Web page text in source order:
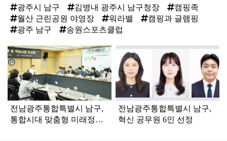
광주시 남구 김병내 광주시 남구청장
캠핑족
월산 근린공원 야영장
워라밸
캠핑과 글램핑
광주 남구
송원스포츠클럽
탑
라
인
전남광주통합특별시 남구,
통합시대 맞춤형 미래정책
전남광주통합특별시 남구,
혁신 공무원 6인 선정